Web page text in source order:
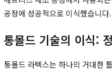
공정에 성공적으로 이식했습니다.
통몰드 기술의 이식:
통몰드 라텍스는 하나의 거대한